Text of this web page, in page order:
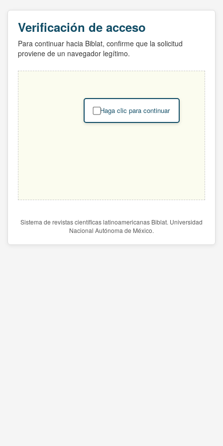
Verificación de acceso
Para continuar hacia Biblat, confirme que la solicitud
proviene de un navegador legítimo.
Haga clic para continuar
Sistema de revistas científicas latinoamericanas Biblat. Universidad
Nacional Autónoma de México.